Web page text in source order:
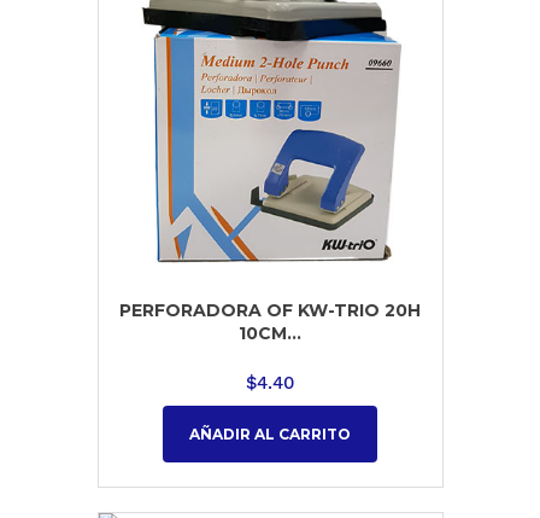
PERFORADORA OF KW-TRIO 20H
10CM...
$4.40
AÑADIR AL CARRITO